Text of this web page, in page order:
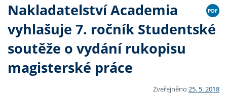
Nakladatelství Academia
vyhlašuje 7. ročník Studentské
soutěže o vydání rukopisu
magisterské práce
Zveřejněno 25. 5. 2018